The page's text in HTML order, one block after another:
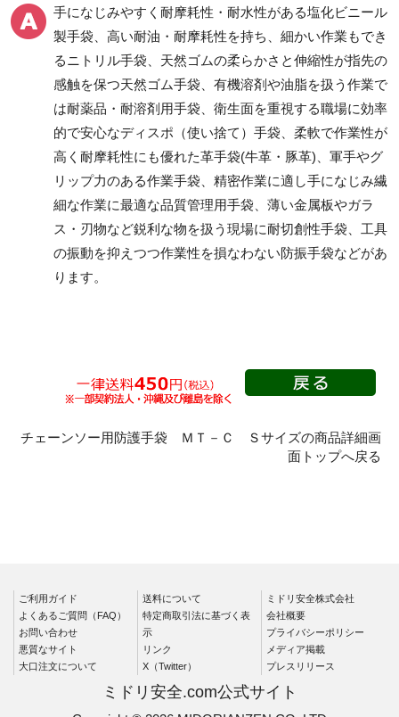
天然ゴム手袋 耐薬品・耐溶剤用手袋
ディスポ(使い捨て)手袋
塩化ビニール手袋
ニトリル手袋
ポリエチレン手袋
天然ゴム手袋
革手袋（牛革・豚革・
山羊革）
人工・合成皮革手袋
軍手・滑り止め加工手
耐突刺性手袋 防振手袋
低温作業用手袋
人工皮革・合成皮革
ケブラー繊維製
手になじみやすく耐摩耗性・耐水性がある塩化ビニール
製手袋、高い耐油・耐摩耗性を持ち、細かい作業もでき
るニトリル手袋、天然ゴムの柔らかさと伸縮性が指先の
感触を保つ天然ゴム手袋、有機溶剤や油脂を扱う作業で
は耐薬品・耐溶剤用手袋、衛生面を重視する職場に効率
的で安心なディスポ（使い捨て）手袋、柔軟で作業性が
高く耐摩耗性にも優れた革手袋(牛革・豚革)、軍手やグ
リップ力のある作業手袋、精密作業に適し手になじみ繊
細な作業に最適な品質管理用手袋、薄い金属板やガラ
ス・刃物など鋭利な物を扱う現場に耐切創性手袋、工具
の振動を抑えつつ作業性を損なわない防振手袋などがあ
ります。
チェーンソー用防護手袋 ＭＴ－Ｃ Ｓサイズの商品詳細画
面トップへ戻る
ご利用ガイド
よくあるご質問（FAQ）
お問い合わせ
悪質なサイト
大口注文について
送料について
特定商取引法に基づく表
示
リンク
X（Twitter）
ミドリ安全株式会社
会社概要
プライバシーポリシー
メディア掲載
プレスリリース
ミドリ安全.com公式サイト